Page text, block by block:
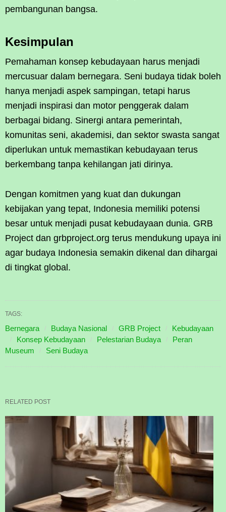
pembangunan bangsa.
Kesimpulan
Pemahaman konsep kebudayaan harus menjadi
mercusuar dalam bernegara. Seni budaya tidak boleh
hanya menjadi aspek sampingan, tetapi harus
menjadi inspirasi dan motor penggerak dalam
berbagai bidang. Sinergi antara pemerintah,
komunitas seni, akademisi, dan sektor swasta sangat
diperlukan untuk memastikan kebudayaan terus
berkembang tanpa kehilangan jati dirinya.
Dengan komitmen yang kuat dan dukungan
kebijakan yang tepat, Indonesia memiliki potensi
besar untuk menjadi pusat kebudayaan dunia. GRB
Project dan grbproject.org terus mendukung upaya ini
agar budaya Indonesia semakin dikenal dan dihargai
di tingkat global.
TAGS:
Bernegara Budaya Nasional GRB Project
Kebudayaan
Konsep Kebudayaan
Pelestarian Budaya
Peran
Museum
Seni Budaya
RELATED POST